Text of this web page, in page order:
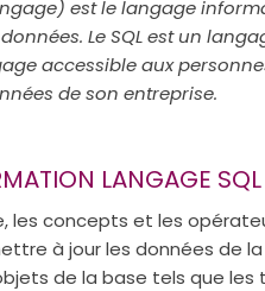
est le langage
Le SQL est un
accessible aux
de son entreprise.
LANGAGE
les concepts et les
à jour les données de la
de la base tels que les